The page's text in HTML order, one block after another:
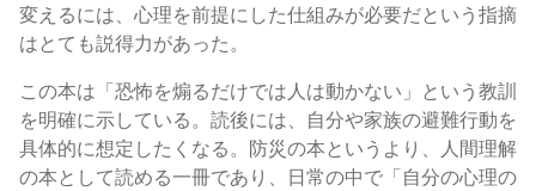
変えるには、心理を前提にした仕組みが必要だという指摘
はとても説得力があった。
この本は「恐怖を煽るだけでは人は動かない」という教訓
を明確に示している。読後には、自分や家族の避難行動を
具体的に想定したくなる。防災の本というより、人間理解
の本として読める一冊であり、日常の中で「自分の心理の